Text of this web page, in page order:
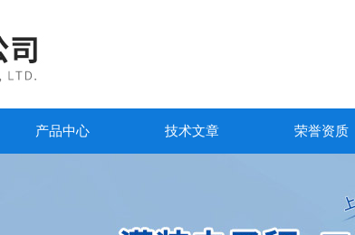
产品中心 技术文章 荣誉资质